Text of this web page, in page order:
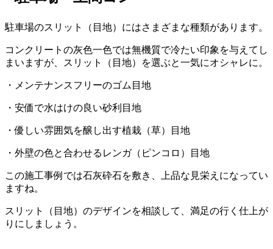
駐車場のスリット（目地）にはさまざまな種類があります。
コンクリートの灰色一色では無機質で冷たい印象を与えてし
まいますが、スリット（目地）を選ぶと一気にオシャレに。
・メンテナンスフリーのゴム目地
・安価で水はけの良い砂利目地
・優しい雰囲気を醸し出す植栽（草）目地
・外壁の色と合わせるレンガ（ピンコロ）目地
この施工事例では石灰砕石を敷き、上品な見栄えになってい
ますね。
スリット（目地）のデザインを相談して、満足の行く仕上が
りにしましょう。